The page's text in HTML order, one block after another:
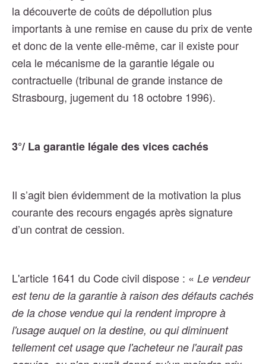
la découverte de coûts de dépollution plus
importants à une remise en cause du prix de vente
et donc de la vente elle-même, car il existe pour
cela le mécanisme de la garantie légale ou
contractuelle (tribunal de grande instance de
Strasbourg, jugement du 18 octobre 1996).
3°/ La garantie légale des vices cachés
Il s’agit bien évidemment de la motivation la plus
courante des recours engagés après signature
d’un contrat de cession.
L'article 1641 du Code civil dispose : « Le vendeur
est tenu de la garantie à raison des défauts cachés
de la chose vendue qui la rendent impropre à
l'usage auquel on la destine, ou qui diminuent
tellement cet usage que l'acheteur ne l'aurait pas